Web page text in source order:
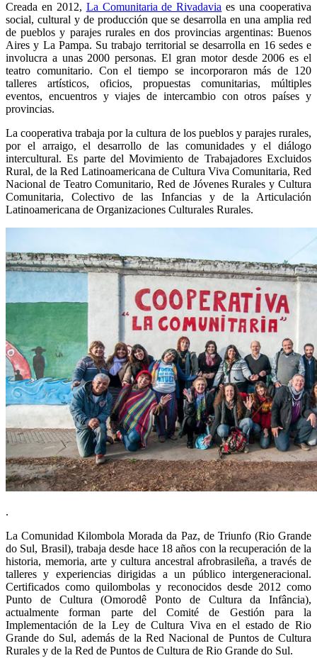
Creada en 2012, La Comunitaria de Rivadavia es una cooperativa
social, cultural y de producción que se desarrolla en una amplia red
de pueblos y parajes rurales en dos provincias argentinas: Buenos
Aires y La Pampa. Su trabajo territorial se desarrolla en 16 sedes e
involucra a unas 2000 personas. El gran motor desde 2006 es el
teatro comunitario. Con el tiempo se incorporaron más de 120
talleres artísticos, oficios, propuestas comunitarias, múltiples
eventos, encuentros y viajes de intercambio con otros países y
provincias.
La cooperativa trabaja por la cultura de los pueblos y parajes rurales,
por el arraigo, el desarrollo de las comunidades y el diálogo
intercultural. Es parte del Movimiento de Trabajadores Excluidos
Rural, de la Red Latinoamericana de Cultura Viva Comunitaria, Red
Nacional de Teatro Comunitario, Red de Jóvenes Rurales y Cultura
Comunitaria, Colectivo de las Infancias y de la Articulación
Latinoamericana de Organizaciones Culturales Rurales.
.
La Comunidad Kilombola Morada da Paz, de Triunfo (Rio Grande
do Sul, Brasil), trabaja desde hace 18 años con la recuperación de la
historia, memoria, arte y cultura ancestral afrobrasileña, a través de
talleres y experiencias dirigidas a un público intergeneracional.
Certificados como quilombolas y reconocidos desde 2012 como
Punto de Cultura (Omorodê Ponto de Cultura da Infância),
actualmente forman parte del Comité de Gestión para la
Implementación de la Ley de Cultura Viva en el estado de Rio
Grande do Sul, además de la Red Nacional de Puntos de Cultura
Rurales y de la Red de Puntos de Cultura de Rio Grande do Sul.